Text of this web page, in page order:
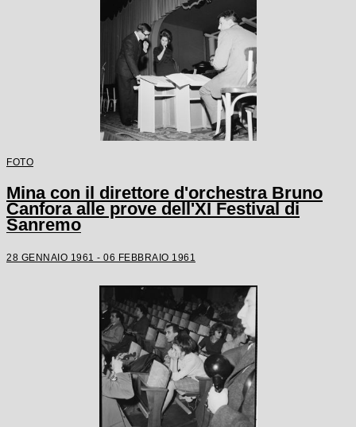
FOTO
Mina con il direttore d'orchestra Bruno
Canfora alle prove dell'XI Festival di
Sanremo
28 GENNAIO 1961 - 06 FEBBRAIO 1961